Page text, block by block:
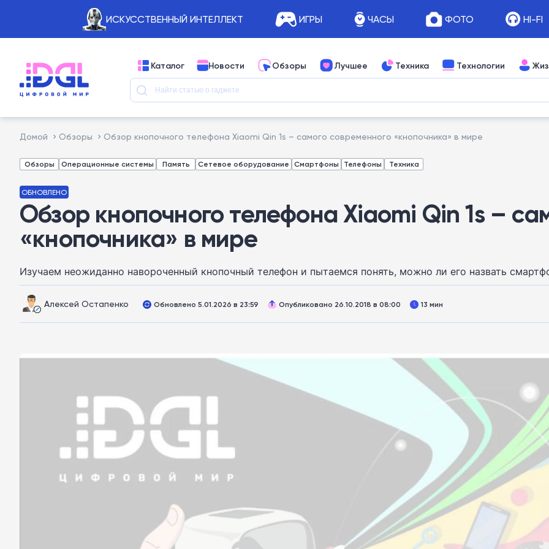
ИСКУССТВЕННЫЙ ИНТЕЛЛЕКТ ИГРЫ ЧАСЫ ФОТО HI-FI
Каталог Новости Обзоры Лучшее Техника Технологии
Домой Обзоры Обзор кнопочного телефона Xiaomi Qin 1s – самого современного «кнопочника» в мире
Обзоры Операционные системы Память Сетевое оборудование Смартфоны Телефоны Техника
ОБНОВЛЕНО
Обзор кнопочного телефона Xiaomi Qin 1s –
«кнопочника» в мире
Изучаем неожиданно навороченный кнопочный телефон и пытаемся понять, можно ли его назвать
Алексей Остапенко Обновлено 5.01.2026 в 23:59 Опубликовано 26.10.2018 в 08:00 13 мин